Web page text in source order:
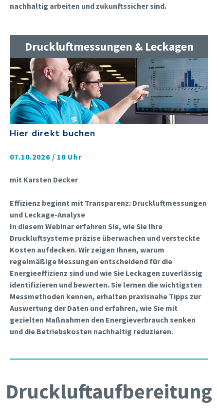
nachhaltig arbeiten und zukunftssicher sind.
Druckluftmessungen & Leckagen
Hier direkt buchen
07.10.2026 / 10 Uhr
mit Karsten Decker
Effizienz beginnt mit Transparenz: Druckluftmessungen
und Leckage-Analyse
In diesem Webinar erfahren Sie, wie Sie Ihre
Druckluftsysteme präzise überwachen und versteckte
Kosten aufdecken. Wir zeigen Ihnen, warum
regelmäßige Messungen entscheidend für die
Energieeffizienz sind und wie Sie Leckagen zuverlässig
identifizieren und bewerten. Sie lernen die wichtigsten
Messmethoden kennen, erhalten praxisnahe Tipps zur
Auswertung der Daten und erfahren, wie Sie mit
gezielten Maßnahmen den Energieverbrauch senken
und die Betriebskosten nachhaltig reduzieren.
Druckluftaufbereitung